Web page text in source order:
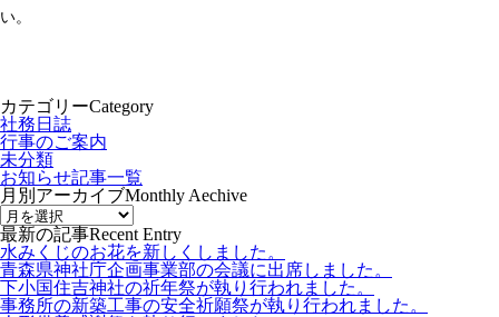
い。
カテゴリーCategory
社務日誌
行事のご案内
未分類
お知らせ記事一覧
月別アーカイブMonthly Aechive
最新の記事Recent Entry
水みくじのお花を新しくしました。
青森県神社庁企画事業部の会議に出席しました。
下小国住吉神社の祈年祭が執り行われました。
事務所の新築工事の安全祈願祭が執り行われました。